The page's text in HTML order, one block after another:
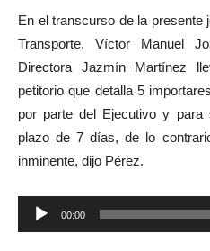
En el transcurso de la presente
Transporte, Víctor Manuel
Directora Jazmín Martínez
petitorio que detalla 5
por parte del Ejecutivo y para
plazo de 7 días, de lo
inminente, dijo Pérez.
Reproductor
de
00:00